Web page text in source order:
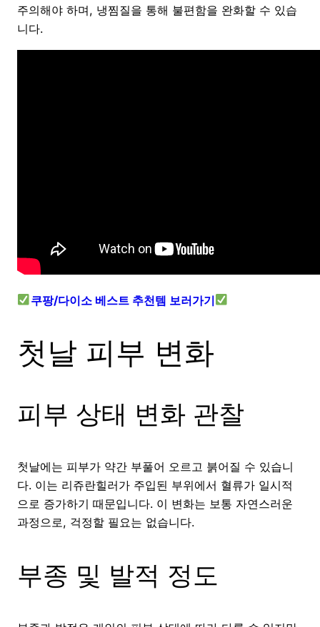
주의해야 하며, 냉찜질을 통해 불편함을 완화할 수 있습
니다.
쿠팡/다이소 베스트 추천템 보러가기
첫날 피부 변화
피부 상태 변화 관찰
첫날에는 피부가 약간 부풀어 오르고 붉어질 수 있습니
다. 이는 리쥬란힐러가 주입된 부위에서 혈류가 일시적
으로 증가하기 때문입니다. 이 변화는 보통 자연스러운
과정으로, 걱정할 필요는 없습니다.
부종 및 발적 정도